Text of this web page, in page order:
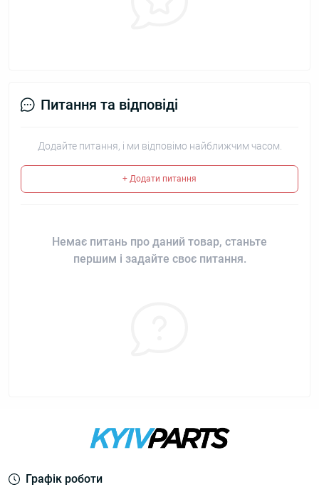
Питання та відповіді
Додайте питання, і ми відповімо найближчим часом.
+ Додати питання
Немає питань про даний товар, станьте
першим і задайте своє питання.
Графік роботи